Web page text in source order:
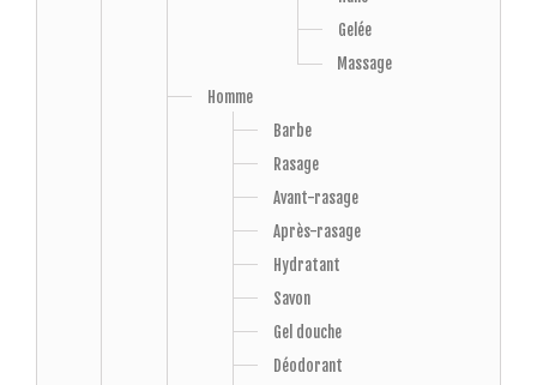
Gelée
Massage
Homme
Barbe
Rasage
Avant-rasage
Après-rasage
Hydratant
Savon
Gel douche
Déodorant